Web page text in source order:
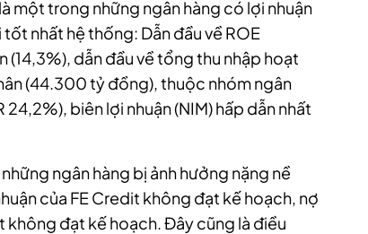
một trong những ngân hàng có lợi nhuận
nhất hệ thống: Dẫn đầu về ROE
(14,3%), dẫn đầu về tổng thu nhập hoạt
(44.300 tỷ đồng), thuộc nhóm ngân
biên lợi nhuận (NIM) hấp dẫn nhất
ngân hàng bị ảnh hưởng nặng nề
của FE Credit không đạt kế hoạch, nợ
không đạt kế hoạch. Đây cũng là điều